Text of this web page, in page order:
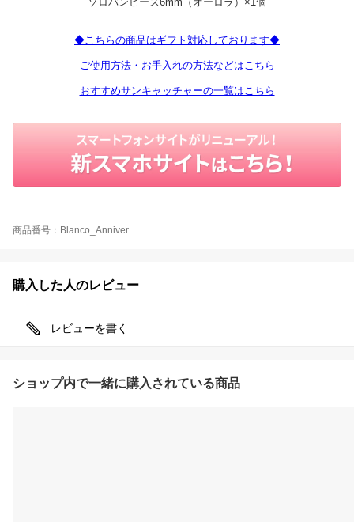
◆こちらの商品はギフト対応しております◆
ご使用方法・お手入れの方法などはこちら
おすすめサンキャッチャーの一覧はこちら
商品番号：Blanco_Anniver
購入した人のレビュー
レビューを書く
ショップ内で一緒に購入されている商品